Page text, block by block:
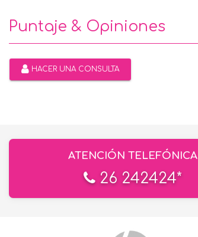
Puntaje & Opiniones
HACER UNA CONSULTA
ATENCIÓN TELEFÓNICA
26 242424*